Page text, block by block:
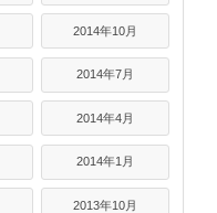
2014年10月
2014年7月
2014年4月
2014年1月
2013年10月